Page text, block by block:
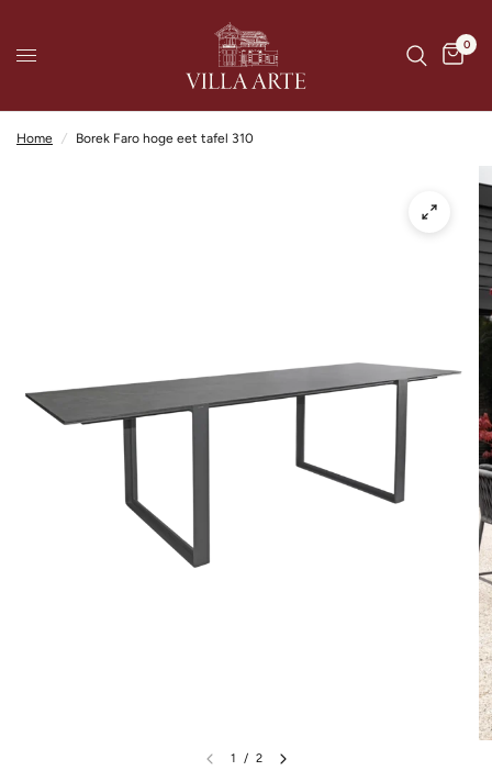
0
Home / Borek Faro hoge eet tafel 310
1 / 2